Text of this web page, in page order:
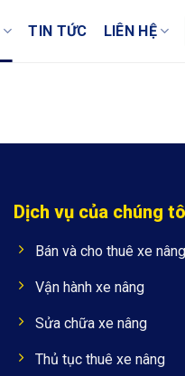
TIN TỨC LIÊN HỆ
Dịch vụ của chúng
Bán và cho thuê xe
Vận hành xe nâng
Sửa chữa xe nâng
Thủ tục thuê xe nâng